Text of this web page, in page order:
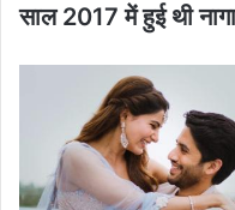
साल 2017 में हुई थी